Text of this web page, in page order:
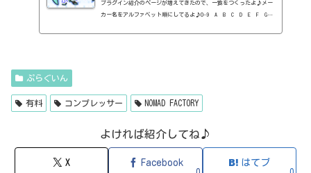
プラグイン紹介のページが増えてきたので、一覧をつくったよ♪メー
カー名をアルファベット順にしてるよ♪0-9 A B C D E F G
ぷらぐいん
有料 コンプレッサー NOMAD FACTORY
よければ紹介してね♪
X Facebook はてブ